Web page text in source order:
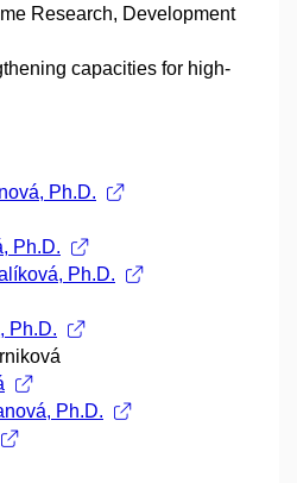
Research, Development
capacities for high-
Ph.D.
Ph.D.
Ph.D.
Ph.D.
Ph.D.